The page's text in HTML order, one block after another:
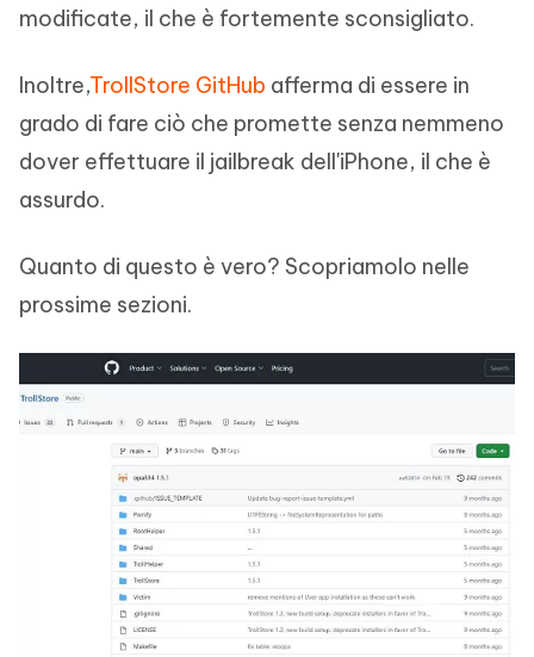
modificate, il che è fortemente sconsigliato.
Inoltre,TrollStore GitHub afferma di essere in
grado di fare ciò che promette senza nemmeno
dover effettuare il jailbreak dell'iPhone, il che è
assurdo.
Quanto di questo è vero? Scopriamolo nelle
prossime sezioni.